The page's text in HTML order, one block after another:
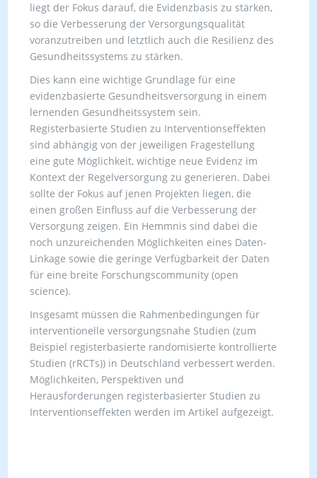
liegt der Fokus darauf, die Evidenzbasis zu stärken,
so die Verbesserung der Versorgungsqualität
voranzutreiben und letztlich auch die Resilienz des
Gesundheitssystems zu stärken.
Dies kann eine wichtige Grundlage für eine
evidenzbasierte Gesundheitsversorgung in einem
lernenden Gesundheitssystem sein.
Registerbasierte Studien zu Interventionseffekten
sind abhängig von der jeweiligen Fragestellung
eine gute Möglichkeit, wichtige neue Evidenz im
Kontext der Regelversorgung zu generieren. Dabei
sollte der Fokus auf jenen Projekten liegen, die
einen großen Einfluss auf die Verbesserung der
Versorgung zeigen. Ein Hemmnis sind dabei die
noch unzureichenden Möglichkeiten eines Daten-
Linkage sowie die geringe Verfügbarkeit der Daten
für eine breite Forschungscommunity (open
science).
Insgesamt müssen die Rahmenbedingungen für
interventionelle versorgungsnahe Studien (zum
Beispiel registerbasierte randomisierte kontrollierte
Studien (rRCTs)) in Deutschland verbessert werden.
Möglichkeiten, Perspektiven und
Herausforderungen registerbasierter Studien zu
Interventionseffekten werden im Artikel aufgezeigt.